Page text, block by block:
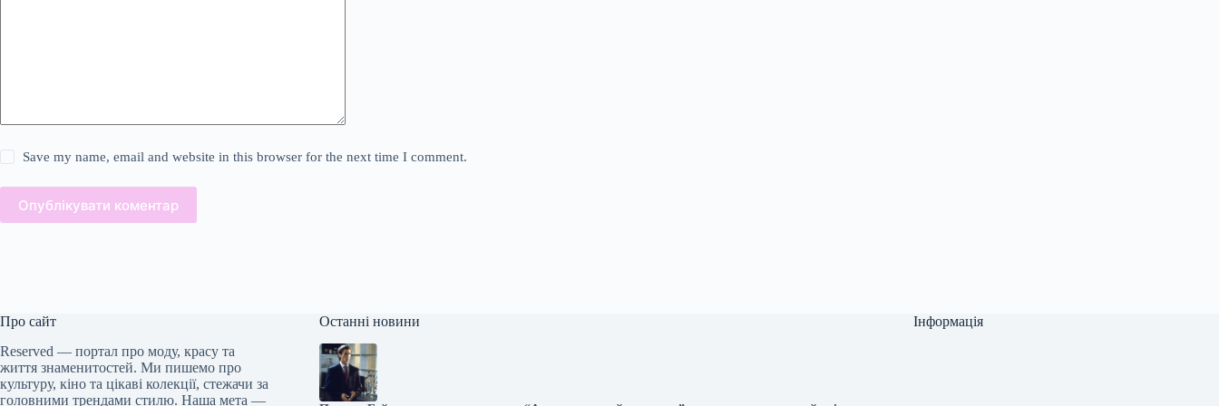
Save my name, email and website in this browser for the next time I comment.
Опублікувати коментар
Про сайт
Reserved — портал про моду, красу та
життя знаменитостей. Ми пишемо про
культуру, кіно та цікаві колекції, стежачи за
головними трендами стилю. Наша мета —
Останні новини Інформація